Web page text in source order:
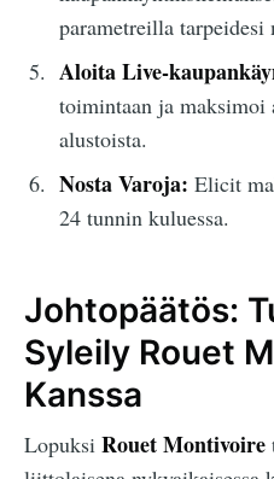
parametreilla tarpeidesi
Aloita Live-
toimintaan ja maksimoi
alustoista.
Nosta Varoja: Elicit
24 tunnin kuluessa.
Johtopäätös:
Syleily Rouet
Kanssa
Lopuksi Rouet Montivoire